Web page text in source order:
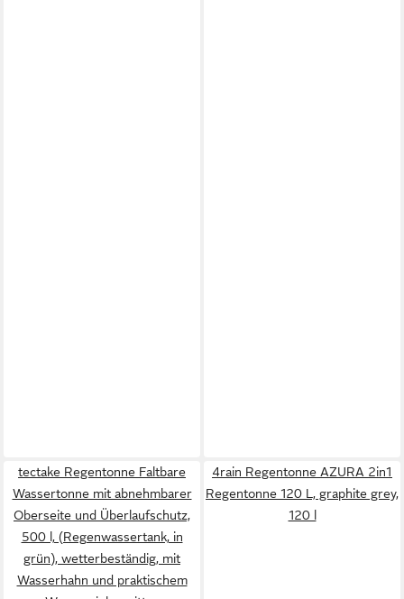
tectake Regentonne Faltbare
Wassertonne mit abnehmbarer
Oberseite und Überlaufschutz,
500 l, (Regenwassertank, in
grün), wetterbeständig, mit
Wasserhahn und praktischem
4rain Regentonne AZURA 2in1
Regentonne 120 L, graphite grey,
120 l